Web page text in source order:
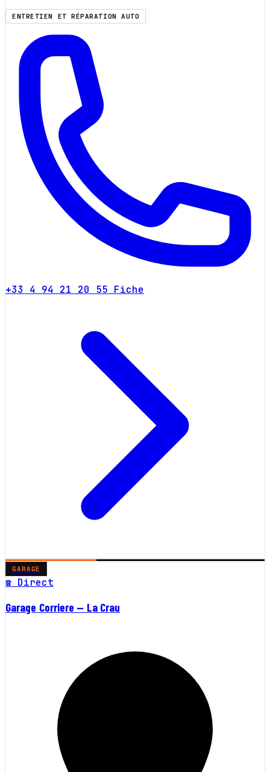
ENTRETIEN ET RÉPARATION AUTO
+33 4 94 21 20 55 Fiche
GARAGE
☎ Direct
Garage Corriere — La Crau